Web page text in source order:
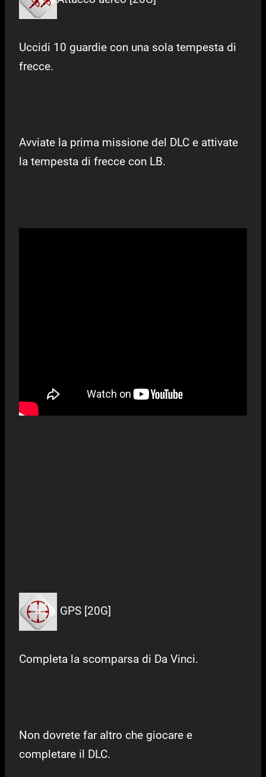
Uccidi 10 guardie con una sola tempesta di
frecce.
Avviate la prima missione del DLC e attivate
la tempesta di frecce con LB.
GPS [20G]
Completa la scomparsa di Da Vinci.
Non dovrete far altro che giocare e
completare il DLC.